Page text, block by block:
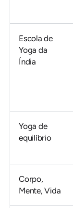
Escola de
Yoga da
Índia
Yoga de
equilíbrio
Corpo,
Mente, Vida